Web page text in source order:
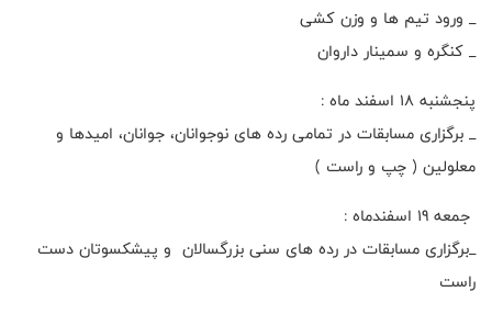
_ ورود تیم ها و وزن کشی
_ کنگره و سمینار داروان
پنجشنبه 18 اسفند ماه :
_ برگزاری مسابقات در تمامی رده های نوجوانان، جوانان، امیدها و
معلولین ( چپ و راست )
جمعه 19 اسفندماه :
_برگزاری مسابقات در رده های سنی بزرگسالان و پیشکسوتان دست
راست